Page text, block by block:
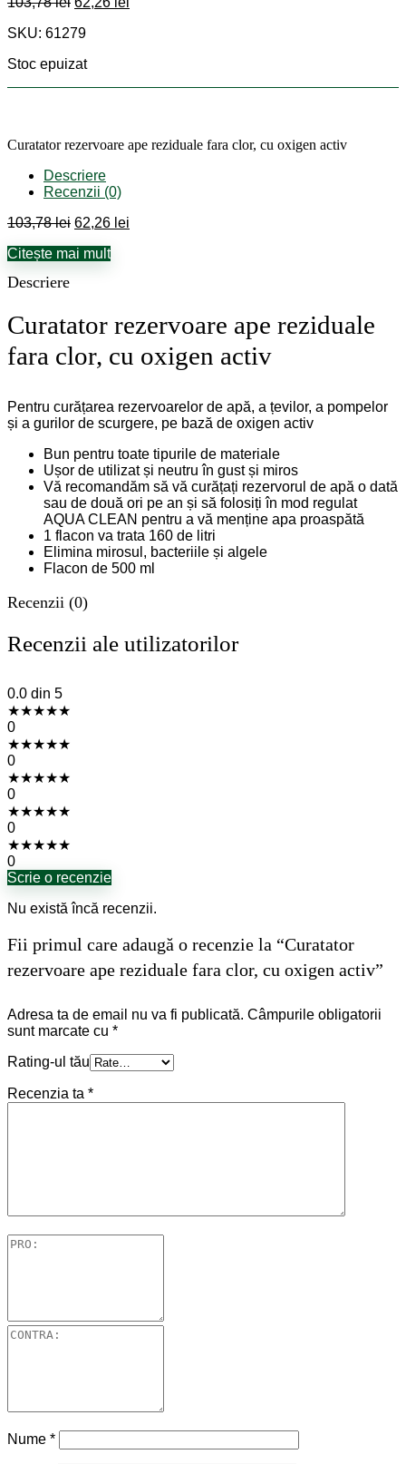
a
103,78 lei.
SKU: 61279
Stoc epuizat
Curatator rezervoare ape reziduale fara clor, cu oxigen activ
Descriere
Recenzii (0)
103,78lei Prețul
a
62,26 lei
Citește mai mult
Descriere
Curatator rezervoare ape reziduale
fara clor, cu oxigen activ
Pentru curățarea rezervoarelor de apă, a țevilor, a pompelor
și a gurilor de scurgere, pe bază de oxigen activ
Bun pentru toate tipurile de materiale
Ușor de utilizat și neutru în gust și miros
Vă recomandăm să vă curățați rezervorul de apă o dată
sau de două ori pe an și să folosiți în mod regulat
AQUA CLEAN pentru a vă menține apa proaspătă
1 flacon va trata 160 de litri
Elimina mirosul, bacteriile și algele
Flacon de 500 ml
Recenzii (0)
Recenzii ale utilizatorilor
0.0 din 5
★★★★★
0
★★★★★
0
★★★★★
0
★★★★★
0
★★★★★
0
Scrie o recenzie
Nu există încă recenzii.
Fii primul care adaugă o recenzie la “Curatator
rezervoare ape reziduale fara clor, cu oxigen activ”
Adresa ta de email nu va fi publicată. Câmpurile obligatorii
sunt marcate cu *
Rating-ul tău
Recenzia ta *
Nume *